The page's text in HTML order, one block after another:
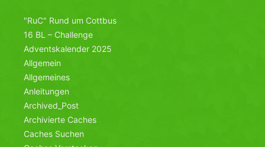
"RuC" Rund um Cottbus
16 BL – Challenge
Adventskalender 2025
Allgemein
Allgemeines
Anleitungen
Archived_Post
Archivierte Caches
Caches Suchen